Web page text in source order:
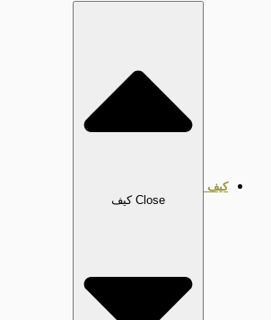
کیف
Close کیف